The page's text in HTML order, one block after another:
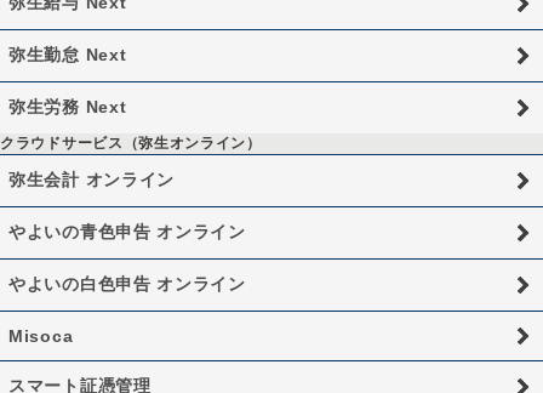
弥生勤怠 Next
弥生労務 Next
クラウドサービス（弥生オンライン）
弥生会計 オンライン
やよいの青色申告 オンライン
やよいの白色申告 オンライン
Misoca
スマート証憑管理